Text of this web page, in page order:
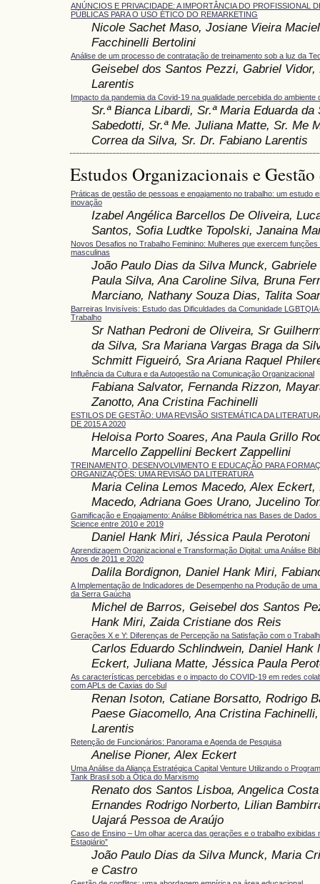
ANÚNCIOS E PRIVACIDADE: A IMPORTÂNCIA DO PROFISSIONAL
PÚBLICAS PARA O USO ÉTICO DO REMARKETING
Nicole Sachet Maso, Josiane Vieira
Facchinelli Bertolini
Análise de um processo de contratação de treinamento sob a luz da
Geisebel dos Santos Pezzi, Gabriel Vidor,
Larentis
Impacto da pandemia da Covid-19 na qualidade percebida do
Sr.ª Bianca Libardi, Sr.ª Maria Eduarda da
Sabedotti, Sr.ª Me. Juliana Matte, Sr. Me
Correa da Silva, Sr. Dr. Fabiano Larentis
Estudos Organizacionais e Gestão
Práticas de gestão de pessoas e engajamento no trabalho: um estudo
inovação
Izabel Angélica Barcellos De Oliveira,
Santos, Sofia Ludtke Topolski, Janaina
Novos Desafios no Trabalho Feminino: Mulheres que exercem funções
masculinas
João Paulo Dias da Silva Munck,
Paula Silva, Ana Caroline Silva, Bruna
Marciano, Nathany Souza Dias, Talita
Barreiras Invisíveis: Estudo das Dificuldades da Comunidade
Trabalho
Sr Nathan Pedroni de Oliveira, Sr
da Silva, Sra Mariana Vargas Braga da
Schmitt Figueiró, Sra Ariana Raquel
Influência da Cultura e da Autogestão na Comunicação Organizacional
Fabiana Salvator, Fernanda Rizzon,
Zanotto, Ana Cristina Fachinelli
ESTILOS DE GESTÃO: UMA REVISÃO SISTEMÁTICA DA
DE 2015 A 2020
Heloisa Porto Soares, Ana Paula Grillo
Marcello Zappellini Beckert Zappellini
TREINAMENTO, DESENVOLVIMENTO E EDUCAÇÃO PARA
ORGANIZAÇÕES: UMA REVISÃO DA LITERATURA
Maria Celina Lemos Macedo, Alex Eckert,
Macedo, Adriana Goes Urano, Jucelino
Gamificação e Engajamento: Análise Bibliométrica nas Bases de
Science entre 2010 e 2019
Daniel Hank Miri, Jéssica Paula Perotoni
Aprendizagem Organizacional e Transformação Digital: uma Análise
Anos de 2011 e 2020
Dalila Bordignon, Daniel Hank Miri,
A Implementação de Indicadores de Desempenho na Produção de
da Serra Gaúcha
Michel de Barros, Geisebel dos Santos
Hank Miri, Zaida Cristiane dos Reis
Gerações X e Y: Diferenças de Percepção na Satisfação com o
Carlos Eduardo Schlindwein, Daniel Hank
Eckert, Juliana Matte, Jéssica Paula
As características percebidas e o impacto do COVID-19 em redes
com APLs de Caxias do Sul
Renan Isoton, Catiane Borsatto, Rodrigo
Paese Giacomello, Ana Cristina
Larentis
Retenção de Funcionários: Panorama e Agenda de Pesquisa
Anelise Pioner, Alex Eckert
Uma Análise da Aliança Estratégica Capital Venture Utilizando o
Tank Brasil sob a Ótica do Marxismo
Renato dos Santos Lisboa, Angelica
Ernandes Rodrigo Norberto, Lilian
Uajará Pessoa de Araújo
Caso de Ensino – Um olhar acerca das gerações e o trabalho exibidas
Estagiário”
João Paulo Dias da Silva Munck, Maria
e Castro